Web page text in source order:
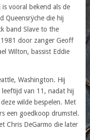
vooral bekend als de
Queensrÿche die hij
band Slave to the
door zanger Geoff
Wilton, bassist Eddie
Washington. Hij
van 11, nadat hij
wilde bespelen. Met
een goedkoop drumstel.
Chris DeGarmo die later